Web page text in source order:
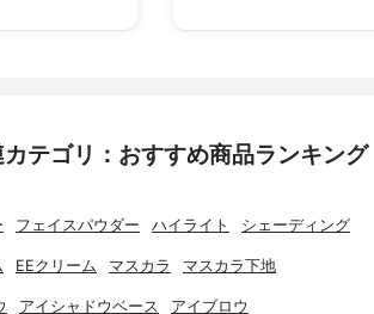
テゴリ：おすすめ商品ランキング
フェイスパウダー ハイライト シェーディング
EEクリーム マスカラ マスカラ下地
アイシャドウベース アイブロウ